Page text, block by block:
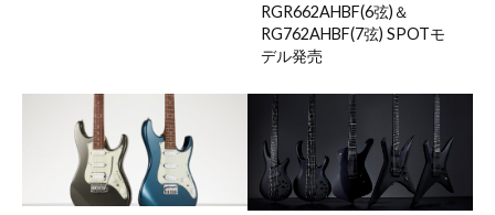
RGR662AHBF(6弦)＆
RG762AHBF(7弦) SPOTモ
デル発売